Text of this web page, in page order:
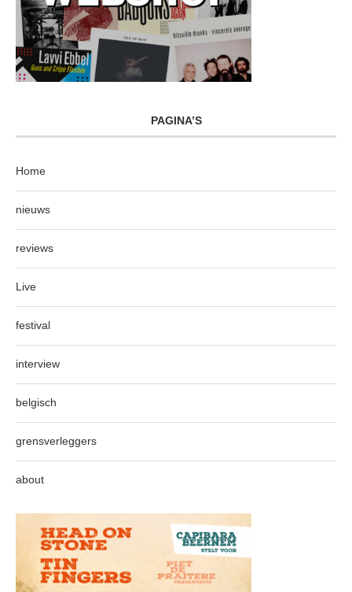
PAGINA’S
Home
nieuws
reviews
Live
festival
interview
belgisch
grensverleggers
about